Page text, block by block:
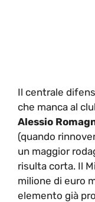
Il centrale
che manca al
Alessio
(quando
un maggior
risulta corta. Il
milione di euro
elemento già